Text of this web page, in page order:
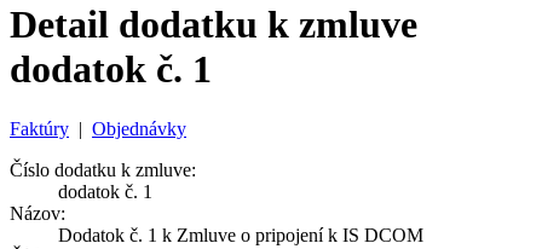
Detail dodatku k zmluve
dodatok č. 1
Faktúry | Objednávky
Číslo dodatku k zmluve:
dodatok č. 1
Názov:
Dodatok č. 1 k Zmluve o pripojení k IS DCOM